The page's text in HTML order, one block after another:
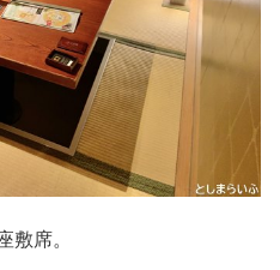
敷席。